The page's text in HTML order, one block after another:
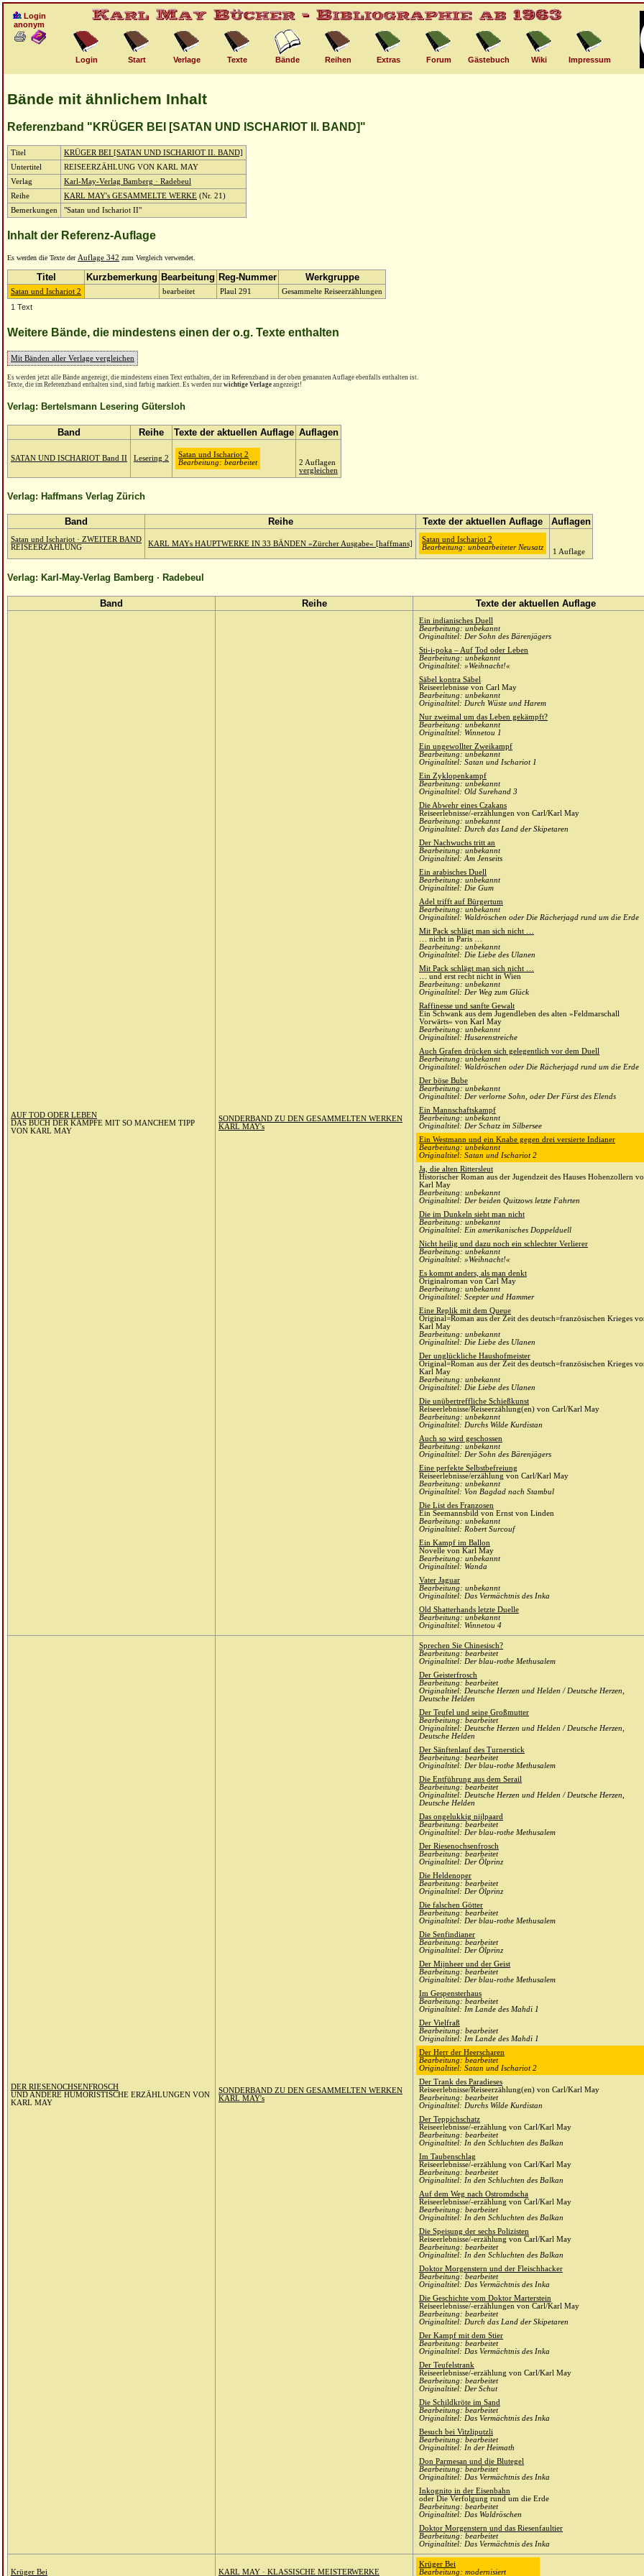
Login
anonym
Login Start Verlage Texte Bände Reihen Extras Forum Gästebuch Wiki Impressum
Bände mit ähnlichem Inhalt
Referenzband "KRÜGER BEI [SATAN UND ISCHARIOT II. BAND]"
Titel
KRÜGER BEI [SATAN UND ISCHARIOT II. BAND]
Untertitel
REISEERZÄHLUNG VON KARL MAY
Verlag
Karl-May-Verlag Bamberg · Radebeul
Reihe
KARL MAY's GESAMMELTE WERKE (Nr. 21)
Bemerkungen
"Satan und Ischariot II"
Inhalt der Referenz-Auflage
Es werden die Texte derAuflage 342 zum Vergleich verwendet.
Titel Kurzbemerkung Bearbeitung Reg-Nummer Werkgruppe
Satan und Ischariot 2 bearbeitet Plaul 291 Gesammelte Reiseerzählungen
1 Text
Weitere Bände, die mindestens einen der o.g. Texte enthalten
Mit Bänden aller Verlage vergleichen
Es werden jetzt alle Bände angezeigt, die mindestens einen Text enthalten, der im Referenzband in der oben genannten Auflage ebenfalls enthalten ist.
Texte, die im Referenzband enthalten sind, sind farbig markiert. Es werden nur wichtige Verlage angezeigt!
Verlag: Bertelsmann Lesering Gütersloh
Band Reihe Texte der aktuellen Auflage Auflagen
SATAN UND ISCHARIOT Band II Lesering 2
Satan und Ischariot 2
Bearbeitung: bearbeitet
2 Auflagen
vergleichen
Verlag: Haffmans Verlag Zürich
Band Reihe Texte der aktuellen Auflage Auflagen
Satan und Ischariot · ZWEITER BAND
REISEERZÄHLUNG
KARL MAYs HAUPTWERKE IN 33 BÄNDEN »Zürcher Ausgabe« [haffmans]
Satan und Ischariot 2
Bearbeitung: unbearbeiteter Neusatz
1 Auflage
Verlag: Karl-May-Verlag Bamberg · Radebeul
Band Reihe Texte der aktuellen Auflage
AUF TOD ODER LEBEN
DAS BUCH DER KÄMPFE MIT SO MANCHEM TIPP
VON KARL MAY
SONDERBAND ZU DEN GESAMMELTEN WERKEN
KARL MAY's
Ein indianisches Duell
Bearbeitung: unbekannt
Originaltitel: Der Sohn des Bärenjägers
Sti-i-poka – Auf Tod oder Leben
Bearbeitung: unbekannt
Originaltitel: »Weihnacht!«
Säbel kontra Säbel
Reiseerlebnisse von Carl May
Bearbeitung: unbekannt
Originaltitel: Durch Wüste und Harem
Nur zweimal um das Leben gekämpft?
Bearbeitung: unbekannt
Originaltitel: Winnetou 1
Ein ungewollter Zweikampf
Bearbeitung: unbekannt
Originaltitel: Satan und Ischariot 1
Ein Zyklopenkampf
Bearbeitung: unbekannt
Originaltitel: Old Surehand 3
Die Abwehr eines Czakans
Reiseerlebnisse/-erzählungen von Carl/Karl May
Bearbeitung: unbekannt
Originaltitel: Durch das Land der Skipetaren
Der Nachwuchs tritt an
Bearbeitung: unbekannt
Originaltitel: Am Jenseits
Ein arabisches Duell
Bearbeitung: unbekannt
Originaltitel: Die Gum
Adel trifft auf Bürgertum
Bearbeitung: unbekannt
Originaltitel: Waldröschen oder Die Rächerjagd rund um die Erde
Mit Pack schlägt man sich nicht …
… nicht in Paris …
Bearbeitung: unbekannt
Originaltitel: Die Liebe des Ulanen
Mit Pack schlägt man sich nicht …
… und erst recht nicht in Wien
Bearbeitung: unbekannt
Originaltitel: Der Weg zum Glück
Raffinesse und sanfte Gewalt
Ein Schwank aus dem Jugendleben des alten »Feldmarschall
Vorwärts« von Karl May
Bearbeitung: unbekannt
Originaltitel: Husarenstreiche
Auch Grafen drücken sich gelegentlich vor dem Duell
Bearbeitung: unbekannt
Originaltitel: Waldröschen oder Die Rächerjagd rund um die Erde
Der böse Bube
Bearbeitung: unbekannt
Originaltitel: Der verlorne Sohn, oder Der Fürst des Elends
Ein Mannschaftskampf
Bearbeitung: unbekannt
Originaltitel: Der Schatz im Silbersee
Ein Westmann und ein Knabe gegen drei versierte Indianer
Bearbeitung: unbekannt
Originaltitel: Satan und Ischariot 2
Ja, die alten Rittersleut
Historischer Roman aus der Jugendzeit des Hauses Hohenzollern
Karl May
Bearbeitung: unbekannt
Originaltitel: Der beiden Quitzows letzte Fahrten
Die im Dunkeln sieht man nicht
Bearbeitung: unbekannt
Originaltitel: Ein amerikanisches Doppelduell
Nicht heilig und dazu noch ein schlechter Verlierer
Bearbeitung: unbekannt
Originaltitel: »Weihnacht!«
Es kommt anders, als man denkt
Originalroman von Carl May
Bearbeitung: unbekannt
Originaltitel: Scepter und Hammer
Eine Replik mit dem Queue
Original=Roman aus der Zeit des deutsch=französischen Krieges
Karl May
Bearbeitung: unbekannt
Originaltitel: Die Liebe des Ulanen
Der unglückliche Haushofmeister
Original=Roman aus der Zeit des deutsch=französischen Krieges
Karl May
Bearbeitung: unbekannt
Originaltitel: Die Liebe des Ulanen
Die unübertreffliche Schießkunst
Reiseerlebnisse/Reiseerzählung(en) von Carl/Karl May
Bearbeitung: unbekannt
Originaltitel: Durchs Wilde Kurdistan
Auch so wird geschossen
Bearbeitung: unbekannt
Originaltitel: Der Sohn des Bärenjägers
Eine perfekte Selbstbefreiung
Reiseerlebnisse/erzählung von Carl/Karl May
Bearbeitung: unbekannt
Originaltitel: Von Bagdad nach Stambul
Die List des Franzosen
Ein Seemannsbild von Ernst von Linden
Bearbeitung: unbekannt
Originaltitel: Robert Surcouf
Ein Kampf im Ballon
Novelle von Karl May
Bearbeitung: unbekannt
Originaltitel: Wanda
Vater Jaguar
Bearbeitung: unbekannt
Originaltitel: Das Vermächtnis des Inka
Old Shatterhands letzte Duelle
Bearbeitung: unbekannt
Originaltitel: Winnetou 4
DER RIESENOCHSENFROSCH
UND ANDERE HUMORISTISCHE ERZÄHLUNGEN VON
KARL MAY
SONDERBAND ZU DEN GESAMMELTEN WERKEN
KARL MAY's
Sprechen Sie Chinesisch?
Bearbeitung: bearbeitet
Originaltitel: Der blau-rothe Methusalem
Der Geisterfrosch
Bearbeitung: bearbeitet
Originaltitel: Deutsche Herzen und Helden / Deutsche Herzen,
Deutsche Helden
Der Teufel und seine Großmutter
Bearbeitung: bearbeitet
Originaltitel: Deutsche Herzen und Helden / Deutsche Herzen,
Deutsche Helden
Der Sänftenlauf des Turnerstick
Bearbeitung: bearbeitet
Originaltitel: Der blau-rothe Methusalem
Die Entführung aus dem Serail
Bearbeitung: bearbeitet
Originaltitel: Deutsche Herzen und Helden / Deutsche Herzen,
Deutsche Helden
Das ongelukkig nijlpaard
Bearbeitung: bearbeitet
Originaltitel: Der blau-rothe Methusalem
Der Riesenochsenfrosch
Bearbeitung: bearbeitet
Originaltitel: Der Ölprinz
Die Heldenoper
Bearbeitung: bearbeitet
Originaltitel: Der Ölprinz
Die falschen Götter
Bearbeitung: bearbeitet
Originaltitel: Der blau-rothe Methusalem
Die Senfindianer
Bearbeitung: bearbeitet
Originaltitel: Der Ölprinz
Der Mijnheer und der Geist
Bearbeitung: bearbeitet
Originaltitel: Der blau-rothe Methusalem
Im Gespensterhaus
Bearbeitung: bearbeitet
Originaltitel: Im Lande des Mahdi 1
Der Vielfraß
Bearbeitung: bearbeitet
Originaltitel: Im Lande des Mahdi 1
Der Herr der Heerscharen
Bearbeitung: bearbeitet
Originaltitel: Satan und Ischariot 2
Der Trank des Paradieses
Reiseerlebnisse/Reiseerzählung(en) von Carl/Karl May
Bearbeitung: bearbeitet
Originaltitel: Durchs Wilde Kurdistan
Der Teppichschatz
Reiseerlebnisse/-erzählung von Carl/Karl May
Bearbeitung: bearbeitet
Originaltitel: In den Schluchten des Balkan
Im Taubenschlag
Reiseerlebnisse/-erzählung von Carl/Karl May
Bearbeitung: bearbeitet
Originaltitel: In den Schluchten des Balkan
Auf dem Weg nach Ostromdscha
Reiseerlebnisse/-erzählung von Carl/Karl May
Bearbeitung: bearbeitet
Originaltitel: In den Schluchten des Balkan
Die Speisung der sechs Polizisten
Reiseerlebnisse/-erzählung von Carl/Karl May
Bearbeitung: bearbeitet
Originaltitel: In den Schluchten des Balkan
Doktor Morgenstern und der Fleischhacker
Bearbeitung: bearbeitet
Originaltitel: Das Vermächtnis des Inka
Die Geschichte vom Doktor Marterstein
Reiseerlebnisse/-erzählungen von Carl/Karl May
Bearbeitung: bearbeitet
Originaltitel: Durch das Land der Skipetaren
Der Kampf mit dem Stier
Bearbeitung: bearbeitet
Originaltitel: Das Vermächtnis des Inka
Der Teufelstrank
Reiseerlebnisse/-erzählung von Carl/Karl May
Bearbeitung: bearbeitet
Originaltitel: Der Schut
Die Schildkröte im Sand
Bearbeitung: bearbeitet
Originaltitel: Das Vermächtnis des Inka
Besuch bei Vitzliputzli
Bearbeitung: bearbeitet
Originaltitel: In der Heimath
Don Parmesan und die Blutegel
Bearbeitung: bearbeitet
Originaltitel: Das Vermächtnis des Inka
Inkognito in der Eisenbahn
oder Die Verfolgung rund um die Erde
Bearbeitung: bearbeitet
Originaltitel: Das Waldröschen
Doktor Morgenstern und das Riesenfaultier
Bearbeitung: bearbeitet
Originaltitel: Das Vermächtnis des Inka
Krüger Bei KARL MAY · KLASSISCHE MEISTERWERKE
Krüger Bei
Bearbeitung: modernisiert